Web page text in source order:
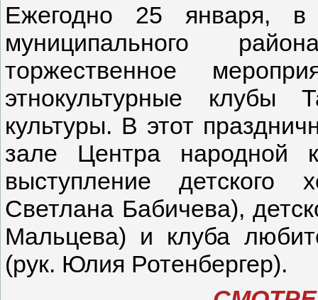
Ежегодно 25 января, в
муниципального
торжественное
этнокультурные клубы
культуры. В этот
зале Центра народной
выступление детского
Светлана Бабичева),
Мальцева) и клуба
(рук. Юлия Ротенбергер).